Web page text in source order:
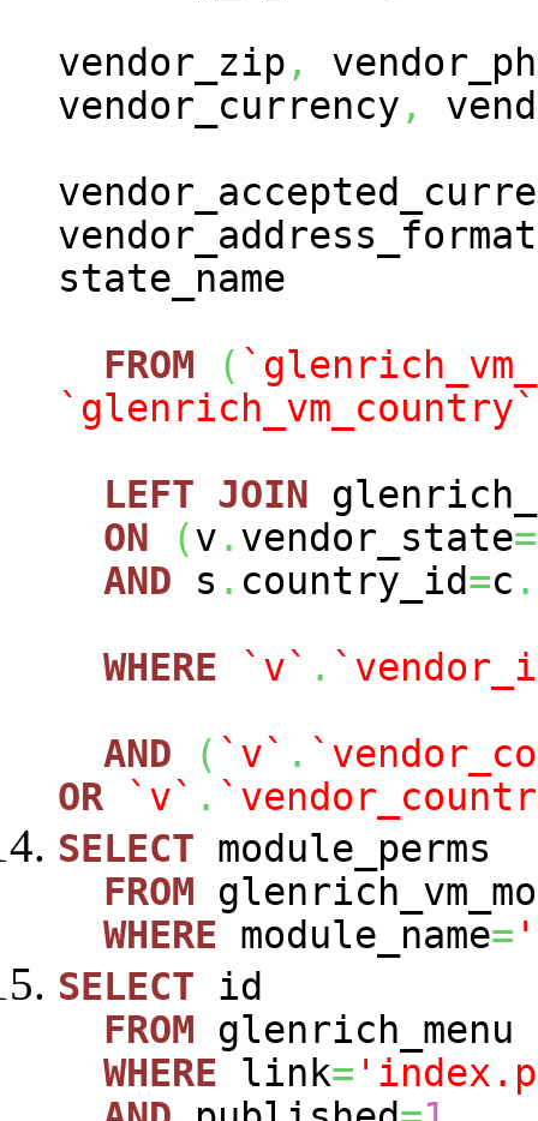
vendor_zip ,
vendor_currency ,
vendor_address_format
state_name
FROM
(
`glenrich_vm_country`
LEFT JOIN
ON
(v . vendor_state=
AND s . country_id=c .
WHERE
`v` .
AND
( `v` .
OR
`v` .
SELECT module_perms
FROM
WHERE module_name=
SELECT id
FROM glenrich_menu
WHERE link=